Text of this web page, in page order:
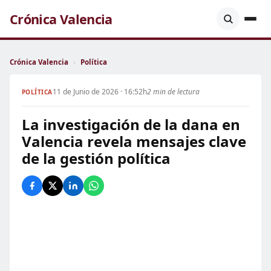
Crónica Valencia
Crónica Valencia › Política
POLÍTICA11 de Junio de 2026 · 16:52h2 min de lectura
La investigación de la dana en
Valencia revela mensajes clave
de la gestión política